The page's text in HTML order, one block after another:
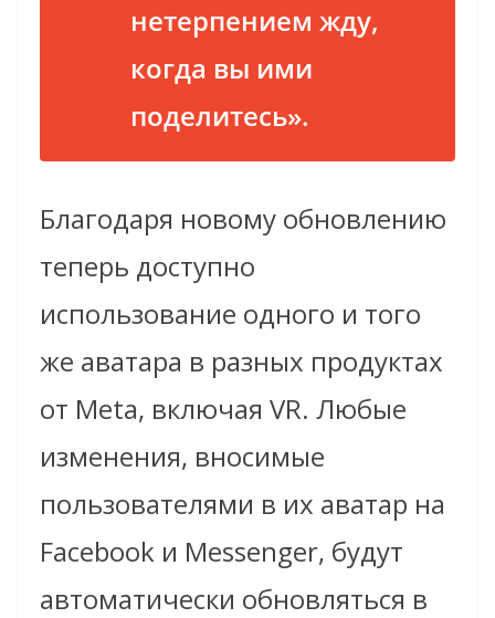
нетерпением жду,
когда вы ими
поделитесь».
Благодаря новому обновлению
теперь доступно
использование одного и того
же аватара в разных продуктах
от Meta, включая VR. Любые
изменения, вносимые
пользователями в их аватар на
Facebook и Messenger, будут
автоматически обновляться в